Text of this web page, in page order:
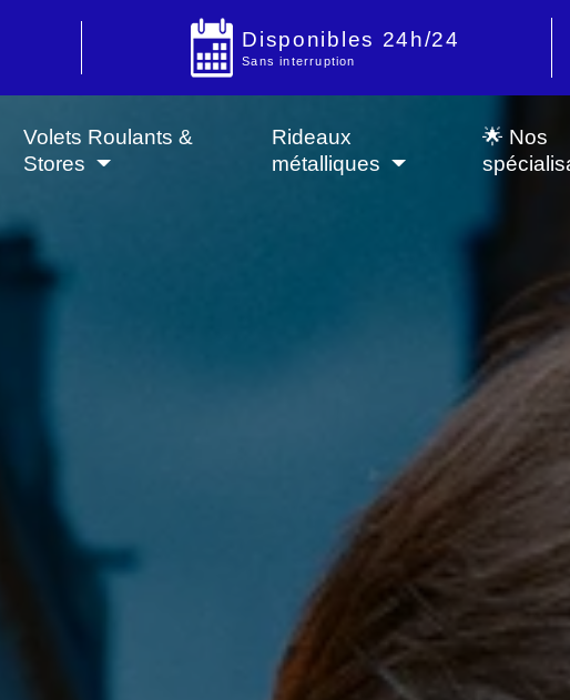
Disponibles 24h/24
Sans interruption
Volets Roulants &
Stores
Rideaux
métalliques
🌟 Nos